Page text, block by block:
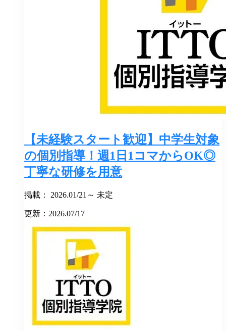
【未経験スタート歓迎】中学生対象
の個別指導！週1日1コマからOK◎
丁寧な研修を用意
掲載： 2026.01/21～ 未定
更新：2026.07/17